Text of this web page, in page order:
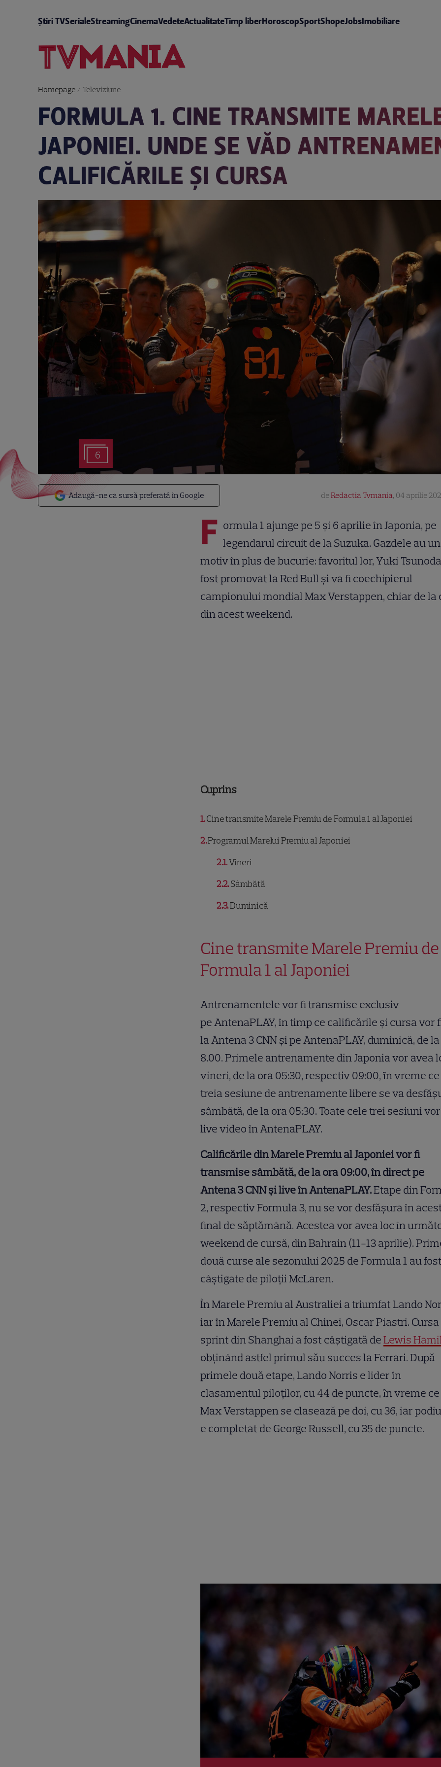
Știri TVSerialeStreamingCinemaVedeteActualitateTimp liberHoroscopSportShopeJobsImobiliare
Homepage/ Televiziune
FORMULA 1. CINE TRANSMITE
JAPONIEI. UNDE SE VĂD
CALIFICĂRILE ȘI CURSA
6
Adaugă-ne ca sursă preferată în Google deRedactia Tvmania, 04 aprilie
F ormula 1 ajunge pe 5 și 6 aprilie în Japonia, pe
legendarul circuit de la Suzuka. Gazdele au un
motiv în plus de bucurie: favoritul lor, Yuki
fost promovat la Red Bull şi va fi coechipierul
campionului mondial Max Verstappen, chiar de la
din acest weekend.
Cuprins
1Cine transmite Marele Premiu de Formula 1 al Japoniei
2Programul Marelui Premiu al Japoniei
2.1 Vineri
2.2 Sâmbătă
2.3 Duminică
Cine transmite Marele Premiu de
Formula 1 al Japoniei
Antrenamentele vor fi transmise exclusiv
pe AntenaPLAY, în timp ce calificările şi cursa vor
la Antena 3 CNN şi pe AntenaPLAY, duminică, de
8.00. Primele antrenamente din Japonia vor avea
vineri, de la ora 05:30, respectiv 09:00, ȋn vreme
treia sesiune de antrenamente libere se va
sâmbătă, de la ora 05:30. Toate cele trei sesiuni
live video în AntenaPLAY.
Calificările din Marele Premiu al Japoniei vor fi
transmise sâmbătă, de la ora 09:00, în direct pe
Antena 3 CNN şi live în AntenaPLAY.Etape din
2, respectiv Formula 3, nu se vor desfăşura în
final de săptămână. Acestea vor avea loc în
weekend de cursă, din Bahrain (11-13 aprilie).
două curse ale sezonului 2025 de Formula 1 au fost
câştigate de piloţii McLaren.
În Marele Premiu al Australiei a triumfat Lando
iar în Marele Premiu al Chinei, Oscar Piastri. Cursa
sprint din Shanghai a fost câştigată deLewis
obţinând astfel primul său succes la Ferrari. După
primele două etape, Lando Norris e lider în
clasamentul piloţilor, cu 44 de puncte, ȋn vreme ce
Max Verstappen se clasează pe doi, cu 36, iar
e completat de George Russell, cu 35 de puncte.